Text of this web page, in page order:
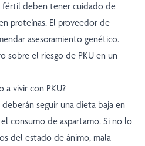
fértil deben tener cuidado de
proteínas. El proveedor de
asesoramiento genético.
sobre el riesgo de PKU en un
a vivir con PKU?
seguir una dieta baja en
consumo de aspartamo. Si no lo
del estado de ánimo, mala